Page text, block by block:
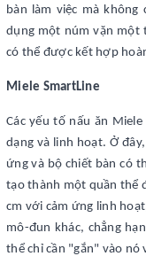
bàn làm việc mà
dụng một núm vặn một
có thể được kết hợp
Miele SmartLine
Các yếu tố nấu ăn
dạng và linh hoạt. Ở
ứng và bộ chiết bàn có
tạo thành một quần thể
cm với cảm ứng linh
mô-đun khác, chẳng
thể chỉ cần "gắn" vào nó